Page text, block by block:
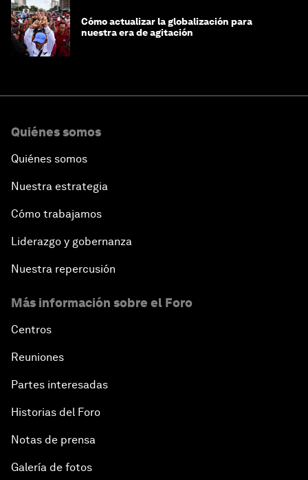
Cómo actualizar la globalización para
nuestra era de agitación
Quiénes somos
Quiénes somos
Nuestra estrategia
Cómo trabajamos
Liderazgo y gobernanza
Nuestra repercusión
Más información sobre el Foro
Centros
Reuniones
Partes interesadas
Historias del Foro
Notas de prensa
Galería de fotos